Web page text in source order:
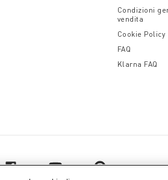
Condizioni
vendita
Cookie Policy
FAQ
Klarna FAQ